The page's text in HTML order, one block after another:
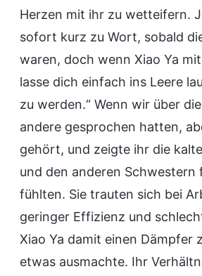
Herzen mit ihr zu wetteifern.
sofort kurz zu Wort, sobald
waren, doch wenn Xiao Ya
lasse dich einfach ins Leere
zu werden.“ Wenn wir über
andere gesprochen hatten,
gehört, und zeigte ihr die
und den anderen
fühlten. Sie trauten sich bei
geringer Effizienz und
Xiao Ya damit einen Dämpfer
etwas ausmachte. Ihr